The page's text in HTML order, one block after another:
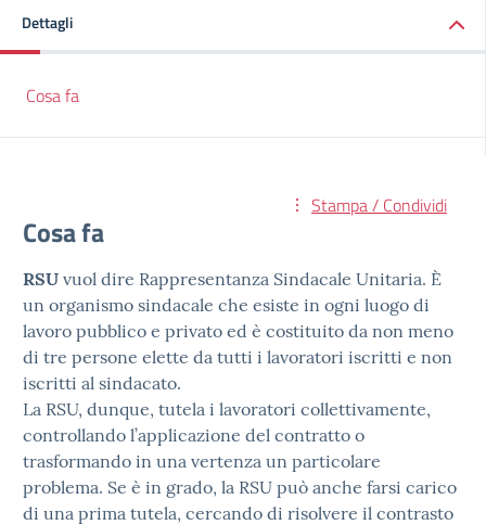
Dettagli
Cosa fa
Stampa / Condividi
Cosa fa
RSU vuol dire Rappresentanza Sindacale Unitaria. È
un organismo sindacale che esiste in ogni luogo di
lavoro pubblico e privato ed è costituito da non meno
di tre persone elette da tutti i lavoratori iscritti e non
iscritti al sindacato.
La RSU, dunque, tutela i lavoratori collettivamente,
controllando l’applicazione del contratto o
trasformando in una vertenza un particolare
problema. Se è in grado, la RSU può anche farsi carico
di una prima tutela, cercando di risolvere il contrasto